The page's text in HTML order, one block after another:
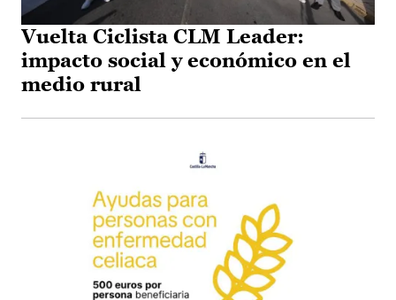
Vuelta Ciclista CLM Leader:
impacto social y económico en el
medio rural